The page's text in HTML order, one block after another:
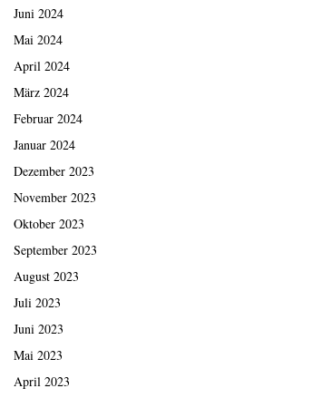
Juni 2024
Mai 2024
April 2024
März 2024
Februar 2024
Januar 2024
Dezember 2023
November 2023
Oktober 2023
September 2023
August 2023
Juli 2023
Juni 2023
Mai 2023
April 2023